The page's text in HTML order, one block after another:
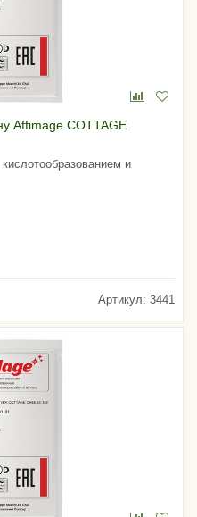
Affimage COTTAGE
и
Артикул: 3441